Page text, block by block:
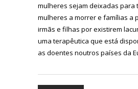
mulheres sejam deixadas para
mulheres a morrer e famílias a
irmãs e filhas por existirem
uma terapêutica que está
as doentes noutros países da